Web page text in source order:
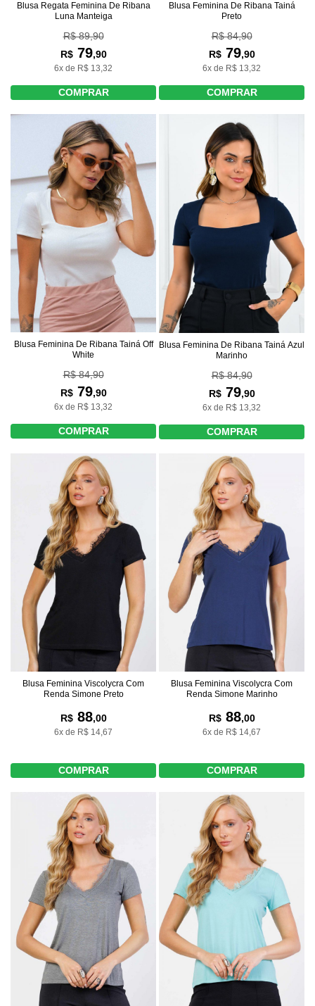
Blusa Regata Feminina De Ribana
Luna Manteiga
R$ 89,90
R$79,90
6x de R$ 13,32
COMPRAR
Blusa Feminina De Ribana Tainá
Preto
R$ 84,90
R$79,90
6x de R$ 13,32
COMPRAR
Blusa Feminina De Ribana Tainá Off
White
R$ 84,90
R$79,90
6x de R$ 13,32
COMPRAR
Blusa Feminina De Ribana Tainá Azul
Marinho
R$ 84,90
R$79,90
6x de R$ 13,32
COMPRAR
Blusa Feminina Viscolycra Com
Renda Simone Preto
R$88,00
6x de R$ 14,67
COMPRAR
Blusa Feminina Viscolycra Com
Renda Simone Marinho
R$88,00
6x de R$ 14,67
COMPRAR